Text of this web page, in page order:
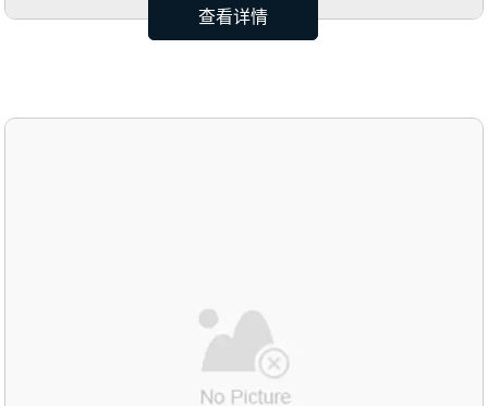
查看详情